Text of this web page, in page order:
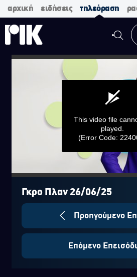
αρχική ειδήσεις τηλεόραση
0
seconds
seconds
This video file
played.
(Error Code:
Γκρο Πλαν 26/06/25
Προηγούμενο
Επόμενο